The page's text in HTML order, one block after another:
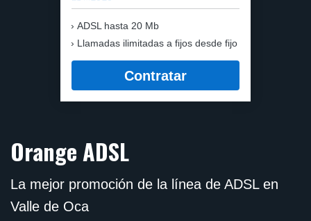
ADSL hasta 20 Mb
Llamadas ilimitadas a fijos desde fijo
Contratar
Orange ADSL
La mejor promoción de la línea de ADSL en
Valle de Oca